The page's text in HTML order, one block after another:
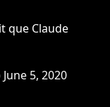
que Claude
June 5, 2020